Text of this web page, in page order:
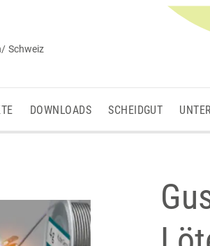
Schweiz
DOWNLOADS SCHEIDGUT